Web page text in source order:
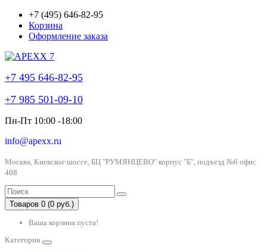
+7 (495) 646-82-95
Корзина
Оформление заказа
+7 495 646-82-95
+7 985 501-09-10
Пн-Пт 10:00 -18:00
info@apexx.ru
Москва, Киевское шоссе, БЦ "РУМЯНЦЕВО" корпус "Б", подъезд №6 офис
408
Товаров 0 (0 руб.)
Ваша корзина пуста!
Категории